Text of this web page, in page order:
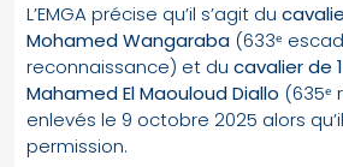
L’EMGA précise qu’il s’agit du
Mohamed Wangaraba (633ᵉ
reconnaissance) et du cavalier de
Mahamed El Maouloud Diallo (635ᵉ
enlevés le 9 octobre 2025 alors
permission.